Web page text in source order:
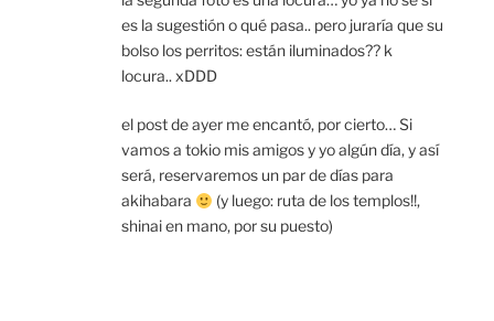
es la sugestión o qué pasa.. pero juraría que su
bolso los perritos: están iluminados?? k
locura.. xDDD
el post de ayer me encantó, por cierto… Si
vamos a tokio mis amigos y yo algún día, y así
será, reservaremos un par de días para
akihabara
(y luego: ruta de los templos!!,
shinai en mano, por su puesto)